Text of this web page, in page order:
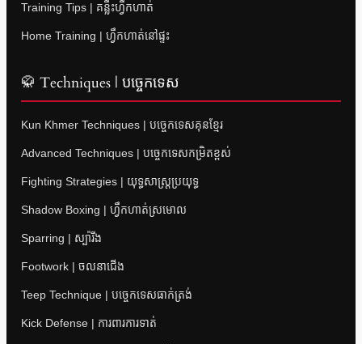
Training Tips | គន្លឹះហ្វឹកហាត់
Home Training | ហ្វឹកហាត់នៅផ្ទះ
🥋 Techniques | បច្ចេកទេស
Kun Khmer Techniques | បច្ចេកទេសគុនខ្មែរ
Advanced Techniques | បច្ចេកទេសកម្រិតខ្ពស់
Fighting Strategies | យុទ្ធសាស្ត្រប្រយុទ្ធ
Shadow Boxing | ហ្វឹកហាត់ស្រមោល
Sparring | ស្ប៉ារីង
Footwork | ចលនាជើង
Teep Technique | បច្ចេកទេសធាក់ត្រង់
Kick Defense | ការពារការទាត់